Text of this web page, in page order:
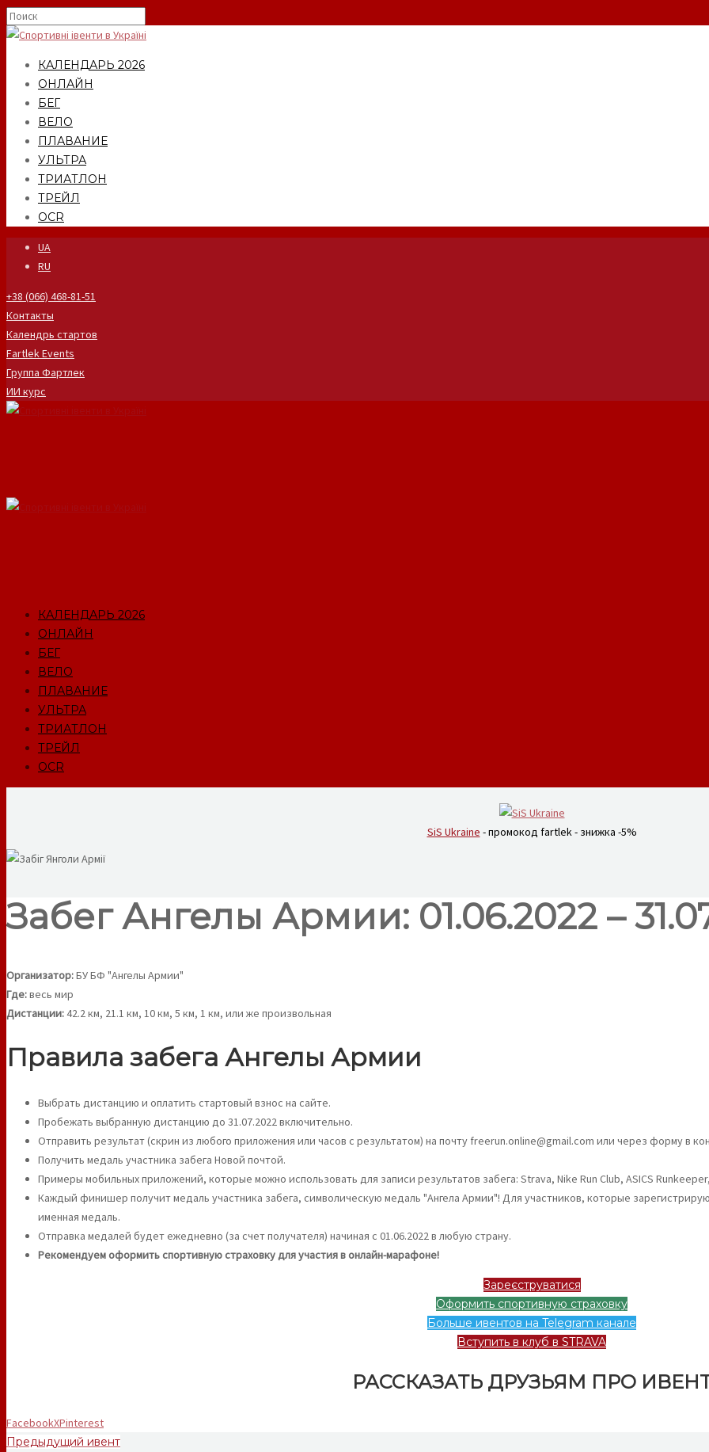
КАЛЕНДАРЬ 2026
ОНЛАЙН
БЕГ
ВЕЛО
ПЛАВАНИЕ
УЛЬТРА
ТРИАТЛОН
ТРЕЙЛ
OCR
UA
RU
+38 (066) 468-81-51
Контакты
Календрь стартов
Fartlek Events
Группа Фартлек
ИИ курс
КАЛЕНДАРЬ 2026
ОНЛАЙН
БЕГ
ВЕЛО
ПЛАВАНИЕ
УЛЬТРА
ТРИАТЛОН
ТРЕЙЛ
OCR
SiS Ukraine - промокод fartlek - знижка -5%
Забег Ангелы Армии: 01.06.2022 –
Организатор:БУ БФ "Ангелы Армии"
Где:весь мир
Дистанции:42.2 км, 21.1 км, 10 км, 5 км, 1 км, или же произвольная
Правила забега Ангелы Армии
Выбрать дистанцию и оплатить стартовый взнос на сайте.
Пробежать выбранную дистанцию до 31.07.2022 включительно.
Отправить результат (скрин из любого приложения или часов с результатом) на почту freerun.online@gmail.com или через форму в
Получить медаль участника забега Новой почтой.
Примеры мобильных приложений, которые можно использовать для записи результатов забега: Strava, Nike Run Club, ASICS
Каждый финишер получит медаль участника забега, символическую медаль "Ангела Армии"! Для участников, которые
именная медаль.
Отправка медалей будет ежедневно (за счет получателя) начиная с 01.06.2022 в любую страну.
Рекомендуем оформить спортивную страховку для участия в онлайн-марафоне!
Зареєструватися
Оформить спортивную страховку
Больше ивентов на Telegram канале
Вступить в клуб в STRAVA
РАССКАЗАТЬ ДРУЗЬЯМ ПРО
FacebookXPinterest
Предыдущий ивент